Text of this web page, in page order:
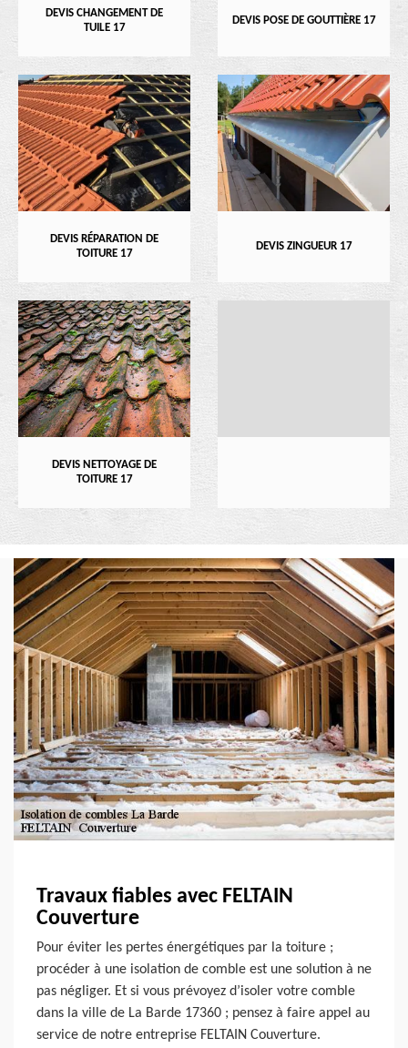
DEVIS CHANGEMENT DE
TUILE 17
DEVIS POSE DE GOUTTIÈRE 17
DEVIS RÉPARATION DE
TOITURE 17
DEVIS ZINGUEUR 17
DEVIS NETTOYAGE DE
TOITURE 17
Travaux fiables avec FELTAIN
Couverture
Pour éviter les pertes énergétiques par la toiture ;
procéder à une isolation de comble est une solution à ne
pas négliger. Et si vous prévoyez d’isoler votre comble
dans la ville de La Barde 17360 ; pensez à faire appel au
service de notre entreprise FELTAIN Couverture.